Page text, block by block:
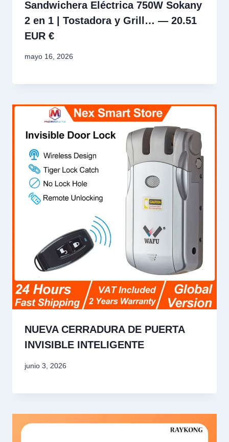
Sandwichera Eléctrica 750W Sokany
2 en 1 | Tostadora y Grill… — 20.51
EUR €
mayo 16, 2026
NUEVA CERRADURA DE PUERTA
INVISIBLE INTELIGENTE
junio 3, 2026